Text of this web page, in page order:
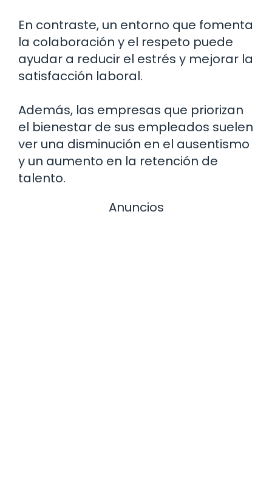
En contraste, un entorno que fomenta
la colaboración y el respeto puede
ayudar a reducir el estrés y mejorar la
satisfacción laboral.
Además, las empresas que priorizan
el bienestar de sus empleados suelen
ver una disminución en el ausentismo
y un aumento en la retención de
talento.
Anuncios